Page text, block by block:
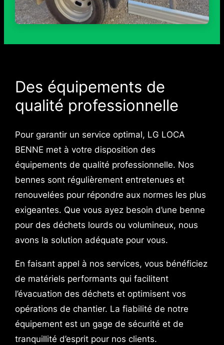
Des équipements de
qualité professionnelle
Pour garantir un service optimal, LG LOCA
BENNE met à votre disposition des
équipements de qualité professionnelle. Nos
bennes sont régulièrement entretenues et
renouvelées pour répondre aux normes les plus
exigeantes. Que vous ayez besoin d’une benne
pour des déchets lourds ou volumineux, nous
avons la solution adéquate pour vous.
En faisant appel à nos services, vous bénéficiez
de matériels performants qui facilitent
l’évacuation des déchets et optimisent vos
opérations de chantier. La fiabilité de notre
équipement est un gage de sécurité et de
tranquillité d’esprit pour nos clients.